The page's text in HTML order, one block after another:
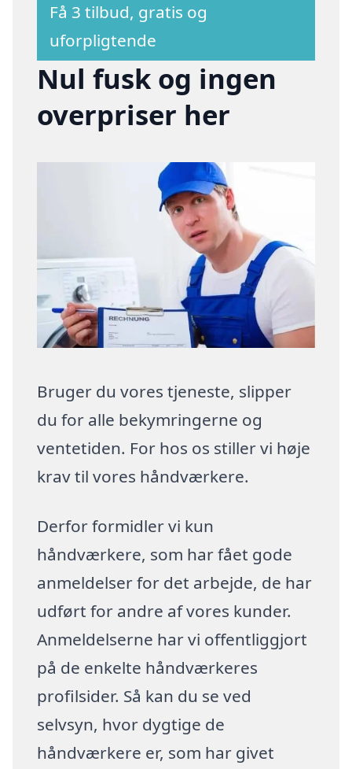
Få 3 tilbud, gratis og
uforpligtende
Nul fusk og ingen
overpriser her
Bruger du vores tjeneste, slipper
du for alle bekymringerne og
ventetiden. For hos os stiller vi høje
krav til vores håndværkere.
Derfor formidler vi kun
håndværkere, som har fået gode
anmeldelser for det arbejde, de har
udført for andre af vores kunder.
Anmeldelserne har vi offentliggjort
på de enkelte håndværkeres
profilsider. Så kan du se ved
selvsyn, hvor dygtige de
håndværkere er, som har givet